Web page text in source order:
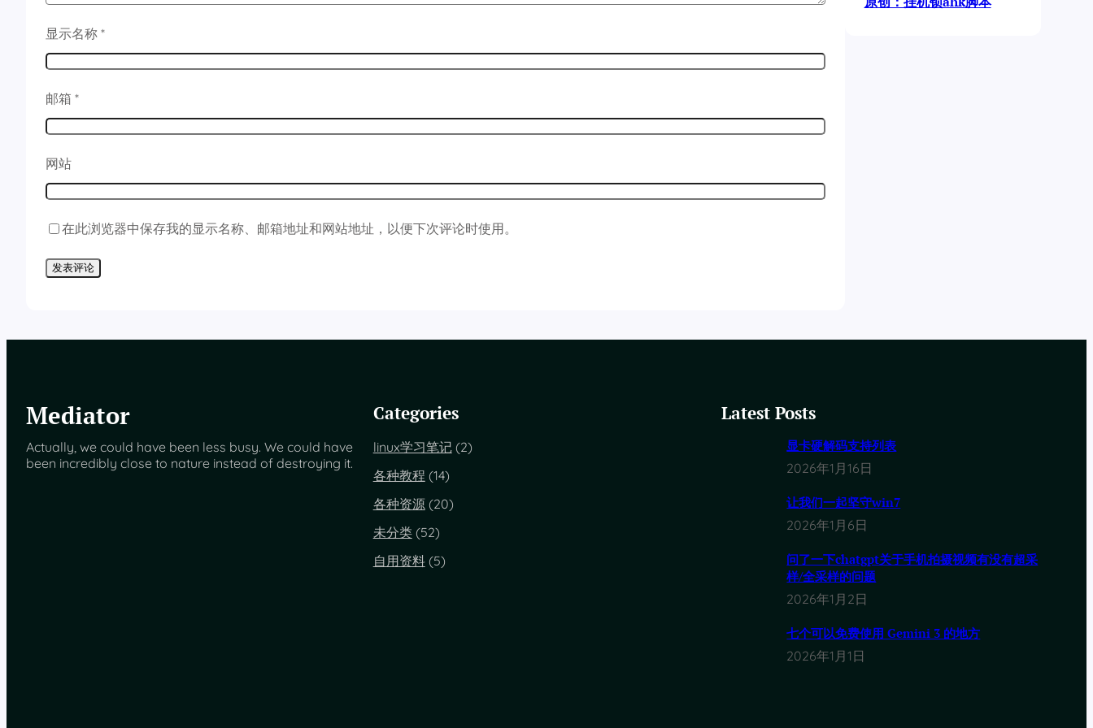
显示名称 *
邮箱 *
网站
在此浏览器中保存我的显示名称、邮箱地址和网站地址，以便下次评论时使用。
Mediator
Actually, we could have been less busy. We could have
been incredibly close to nature instead of destroying it.
Categories
linux学习笔记(2)
各种教程 (14)
各种资源(20)
未分类(52)
自用资料(5)
Latest Posts
显卡硬解码支持列表
2026年1月16日
让我们一起坚守win7
2026年1月6日
问了一下chatgpt关于手机拍摄视频有没有超采
样/全采样的问题
2026年1月2日
七个可以免费使用 Gemini 3 的地方
2026年1月1日